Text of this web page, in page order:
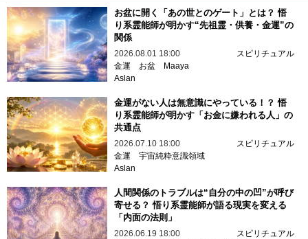
お盆に開く「あの世とのゲート」とは？ 悟
り系霊能師が明かす“先祖霊・供養・金運”の
関係
2026.08.01 18:00
スピリチュアル
金運
お盆
Maaya
Aslan
金運がない人は無意識にやっている！？ 悟
り系霊能師が明かす「お金に嫌われる人」の
共通点
2026.07.10 18:00
スピリチュアル
金運 宇宙純粋意識領域
Aslan
人間関係のトラブルは“自分の中の凹”が呼び
寄せる？ 悟り系霊能師が語る現実を変える
「内面の法則」
2026.06.19 18:00
スピリチュアル